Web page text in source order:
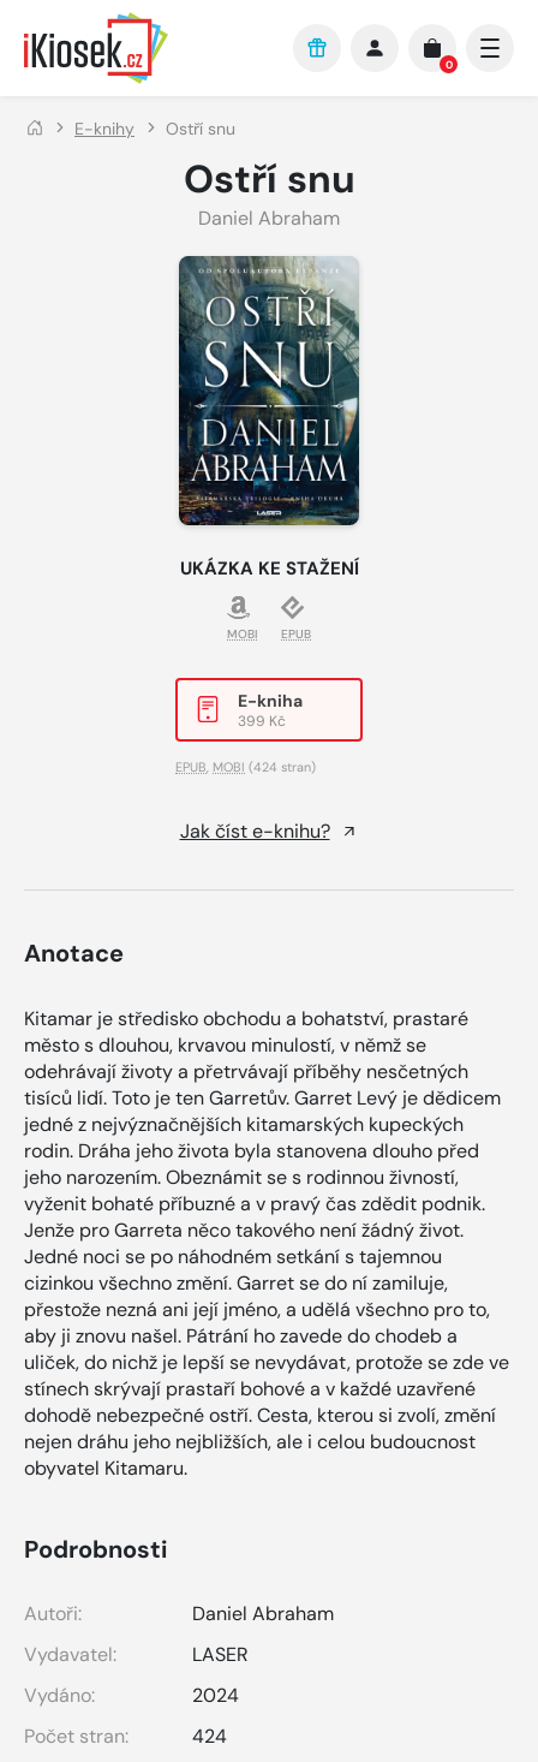
Přejít na hlavní obsah
0
E-knihy Ostří snu
Ostří snu
Daniel Abraham
UKÁZKA KE STAŽENÍ
MOBI EPUB
E-kniha
399 Kč
EPUB MOBI (424 stran)
Jak číst e-knihu?
Anotace
Kitamar je středisko obchodu a bohatství, prastaré
město s dlouhou, krvavou minulostí, v němž se
odehrávají životy a přetrvávají příběhy nesčetných
tisíců lidí. Toto je ten Garretův. Garret Levý je dědicem
jedné z nejvýznačnějších kitamarských kupeckých
rodin. Dráha jeho života byla stanovena dlouho před
jeho narozením. Obeznámit se s rodinnou živností,
vyženit bohaté příbuzné a v pravý čas zdědit podnik.
Jenže pro Garreta něco takového není žádný život.
Jedné noci se po náhodném setkání s tajemnou
cizinkou všechno změní. Garret se do ní zamiluje,
přestože nezná ani její jméno, a udělá všechno pro to,
aby ji znovu našel. Pátrání ho zavede do chodeb a
uliček, do nichž je lepší se nevydávat, protože se zde ve
stínech skrývají prastaří bohové a v každé uzavřené
dohodě nebezpečné ostří. Cesta, kterou si zvolí, změní
nejen dráhu jeho nejbližších, ale i celou budoucnost
obyvatel Kitamaru.
Podrobnosti
Autoři:
Daniel Abraham
Vydavatel:
LASER
Vydáno:
2024
Počet stran:
424